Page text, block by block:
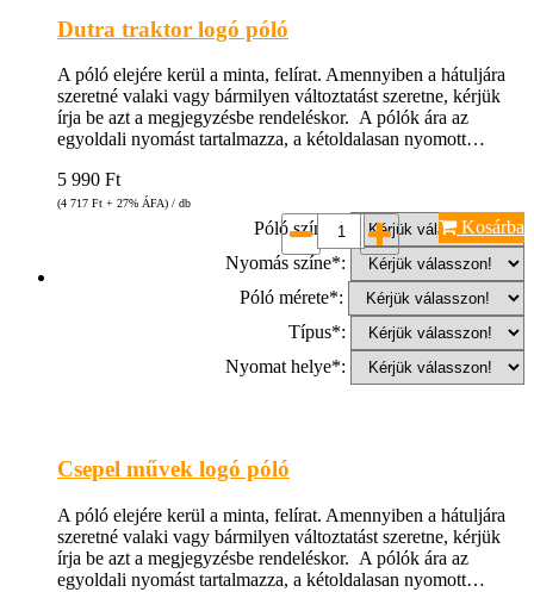
Dutra traktor logó póló
A póló elejére kerül a minta, felírat. Amennyiben a hátuljára
szeretné valaki vagy bármilyen változtatást szeretne, kérjük
írja be azt a megjegyzésbe rendeléskor. A pólók ára az
egyoldali nyomást tartalmazza, a kétoldalasan nyomott…
5 990 Ft
(4 717 Ft + 27% ÁFA) / db
Póló színe*:
Nyomás színe*:
Póló mérete*:
Típus*:
Nyomat helye*:
Kosárba
Csepel művek logó póló
A póló elejére kerül a minta, felírat. Amennyiben a hátuljára
szeretné valaki vagy bármilyen változtatást szeretne, kérjük
írja be azt a megjegyzésbe rendeléskor. A pólók ára az
egyoldali nyomást tartalmazza, a kétoldalasan nyomott…